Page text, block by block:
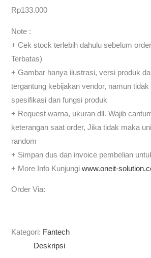
Rp133.000
Note :
+ Cek stock terlebih dahulu sebelum
Terbatas)
+ Gambar hanya ilustrasi, versi produk
tergantung kebijakan vendor, namun
spesifikasi dan fungsi produk
+ Request warna, ukuran dll. Wajib
keterangan saat order, Jika tidak maka
random
+ Simpan dus dan invoice pembelian
+ More Info Kunjungiwww.oneit-
Order Via:
Kategori: Fantech
Deskripsi